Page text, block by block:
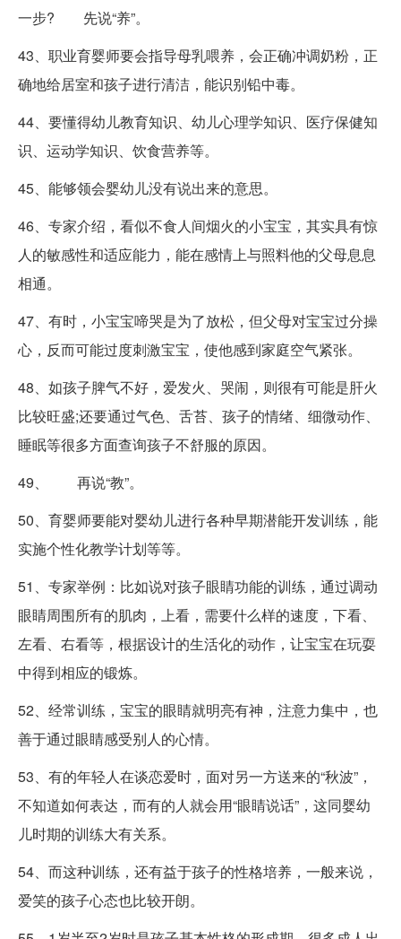
一步? 先说“养”。
43、职业育婴师要会指导母乳喂养，会正确冲调奶粉，正
确地给居室和孩子进行清洁，能识别铅中毒。
44、要懂得幼儿教育知识、幼儿心理学知识、医疗保健知
识、运动学知识、饮食营养等。
45、能够领会婴幼儿没有说出来的意思。
46、专家介绍，看似不食人间烟火的小宝宝，其实具有惊
人的敏感性和适应能力，能在感情上与照料他的父母息息
相通。
47、有时，小宝宝啼哭是为了放松，但父母对宝宝过分操
心，反而可能过度刺激宝宝，使他感到家庭空气紧张。
48、如孩子脾气不好，爱发火、哭闹，则很有可能是肝火
比较旺盛;还要通过气色、舌苔、孩子的情绪、细微动作、
睡眠等很多方面查询孩子不舒服的原因。
49、 再说“教”。
50、育婴师要能对婴幼儿进行各种早期潜能开发训练，能
实施个性化教学计划等等。
51、专家举例：比如说对孩子眼睛功能的训练，通过调动
眼睛周围所有的肌肉，上看，需要什么样的速度，下看、
左看、右看等，根据设计的生活化的动作，让宝宝在玩耍
中得到相应的锻炼。
52、经常训练，宝宝的眼睛就明亮有神，注意力集中，也
善于通过眼睛感受别人的心情。
53、有的年轻人在谈恋爱时，面对另一方送来的“秋波”，
不知道如何表达，而有的人就会用“眼睛说话”，这同婴幼
儿时期的训练大有关系。
54、而这种训练，还有益于孩子的性格培养，一般来说，
爱笑的孩子心态也比较开朗。